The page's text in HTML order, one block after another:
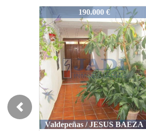
07012
190.000 €
Valdepeñas / JESUS BAEZA
Previous